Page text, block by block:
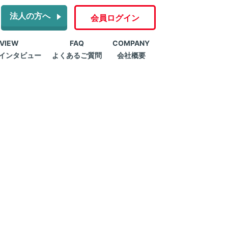
法人の方へ 会員ログイン
ンタビュー
FAQ
よくあるご質問
COMPANY
会社概要